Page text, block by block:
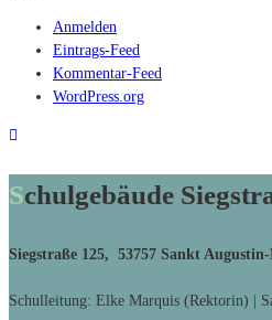
Anmelden
Eintrags-Feed
Kommentar-Feed
WordPress.org
Schulgebäude
Siegstraße 125, 53757 Sankt
Schulleitung: Elke Marquis (Rektorin) |